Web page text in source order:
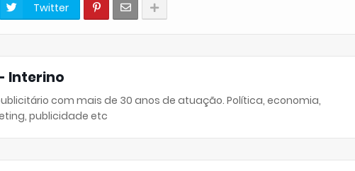
Twitter
Interino
com mais de 30 anos de atuação. Política, economia,
publicidade etc